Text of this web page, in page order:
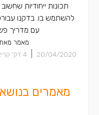
תכונות ייחודיות
להשתמש בו. בדקנו
עם מדריך
מאמר מאת
20/04/2020
4 דק'
מאמרים